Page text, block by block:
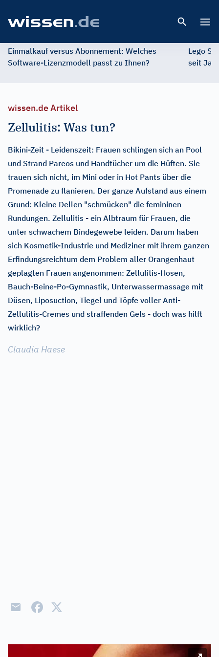
Einmalkauf versus Abonnement: Welches
Software-Lizenzmodell passt zu Ihnen?
Lego
seit
wissen.de Artikel
Zellulitis: Was tun?
Bikini-Zeit - Leidenszeit: Frauen schlingen sich an Pool
und Strand Pareos und Handtücher um die Hüften. Sie
trauen sich nicht, im Mini oder in Hot Pants über die
Promenade zu flanieren. Der ganze Aufstand aus einem
Grund: Kleine Dellen "schmücken" die femininen
Rundungen. Zellulitis - ein Albtraum für Frauen, die
unter schwachem Bindegewebe leiden. Darum haben
sich Kosmetik-Industrie und Mediziner mit ihrem ganzen
Erfindungsreichtum dem Problem aller Orangenhaut
geplagten Frauen angenommen: Zellulitis-Hosen,
Bauch-Beine-Po-Gymnastik, Unterwassermassage mit
Düsen, Liposuction, Tiegel und Töpfe voller Anti-
Zellulitis-Cremes und straffenden Gels - doch was hilft
wirklich?
Claudia Haese